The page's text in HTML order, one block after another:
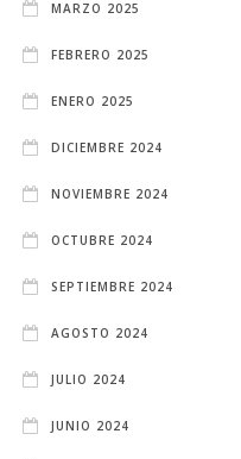
MARZO 2025
FEBRERO 2025
ENERO 2025
DICIEMBRE 2024
NOVIEMBRE 2024
OCTUBRE 2024
SEPTIEMBRE 2024
AGOSTO 2024
JULIO 2024
JUNIO 2024